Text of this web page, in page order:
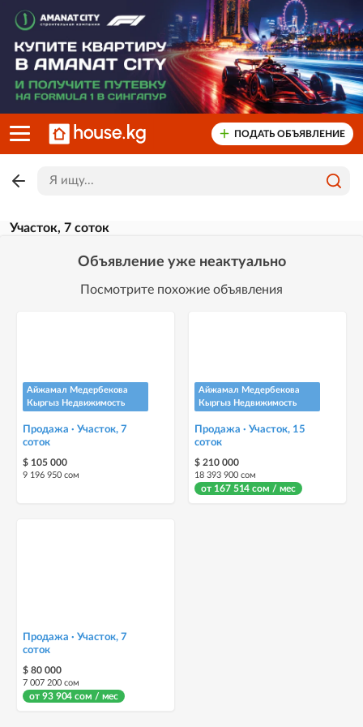
ПОДАТЬ ОБЪЯВЛЕНИЕ
Участок, 7 соток
Объявление уже неактуально
Посмотрите похожие объявления
Айжамал Медербекова
Кыргыз Недвижимость
Продажа · Участок, 7
соток
$ 105 000
9 196 950 сом
Айжамал Медербекова
Кыргыз Недвижимость
Продажа · Участок, 15
соток
$ 210 000
18 393 900 сом
от 167 514 сом / мес
Продажа · Участок, 7
соток
$ 80 000
7 007 200 сом
от 93 904 сом / мес